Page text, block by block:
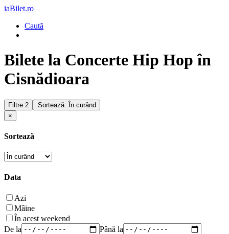
iaBilet.ro
Caută
Bilete la Concerte Hip Hop în
Cisnădioara
Filtre 2
Sortează: În curând
×
Sortează
Data
Azi
Mâine
În acest weekend
De la
Până la